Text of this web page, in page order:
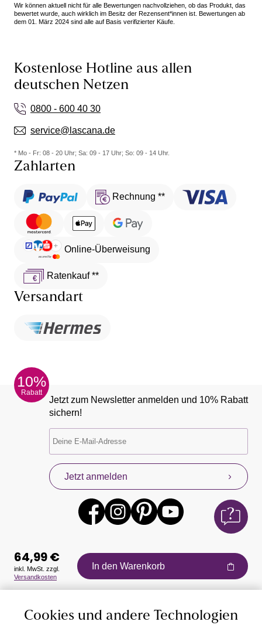
Wir können aktuell nicht für alle Bewertungen nachvollziehen, ob das Produkt, das
bewertet wurde, auch wirklich im Besitz der Rezensent*innen ist. Bewertungen ab
dem 01. März 2024 sind alle auf Basis verifizierter Käufe.
Kostenlose Hotline aus allen
deutschen Netzen
0800 - 600 40 30
service@lascana.de
* Mo - Fr: 08 - 20 Uhr; Sa: 09 - 17 Uhr; So: 09 - 14 Uhr.
Zahlarten
Rechnung **
Online-Überweisung
Ratenkauf **
Versandart
10%
Rabatt
Jetzt zum Newsletter anmelden und 10% Rabatt
sichern!
Jetzt anmelden
Auszeichnungen
64,99 €
inkl. MwSt. zzgl.
Versandkosten
In den Warenkorb
Cookies und andere Technologien